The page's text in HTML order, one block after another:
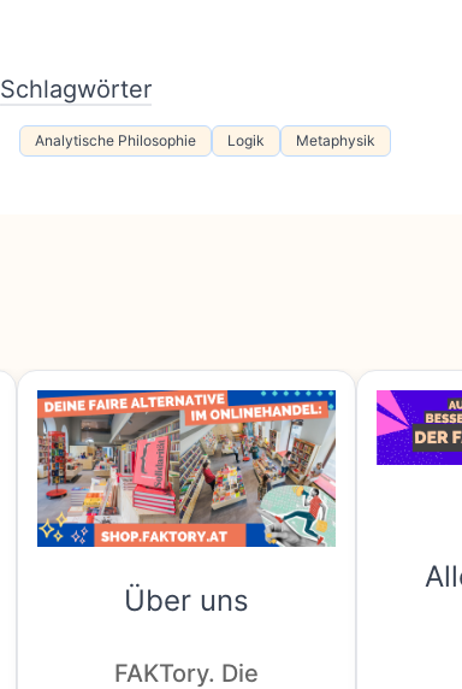
Schlagwörter
Analytische Philosophie Logik Metaphysik
Über uns
FAKTory. Die